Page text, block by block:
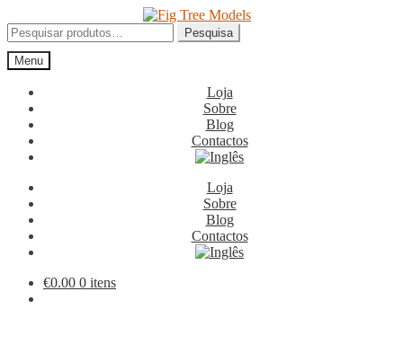
para
a
navegação
para
o
conteúdo
Pesquisar
por:
Pesquisa
Menu
Loja
Sobre
Blog
Contactos
Loja
Sobre
Blog
Contactos
€0.00 0 itens